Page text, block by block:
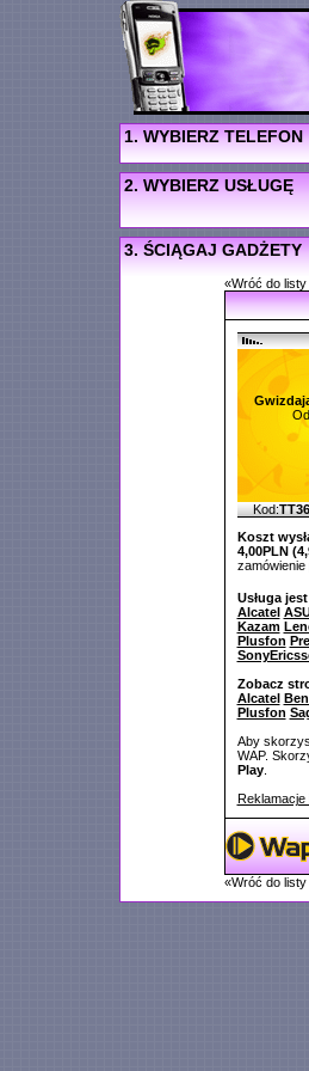
1. WYBIERZ TELEFON
2. WYBIERZ USŁUGĘ
3. ŚCIĄGAJ GADŻETY
«Wróć do
Kod:
Koszt
4,00PLN
zamówienie
Usługa
Alcatel
Kazam
Plusfon
Zobacz
Alcatel
Plusfon
Aby
WAP.
Play.
Reklamacje
«Wróć do